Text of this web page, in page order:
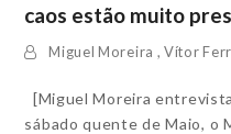
caos estão muito
Miguel Moreira ,Vítor
[Miguel Moreira
sábado quente de Maio, o